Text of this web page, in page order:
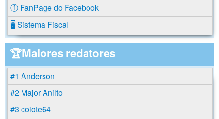
ⓕ FanPage do Facebook
🖥️ Sistema Fiscal
🏆Maiores redatores
#1 Anderson
#2 Major Anilto
#3 coiote64